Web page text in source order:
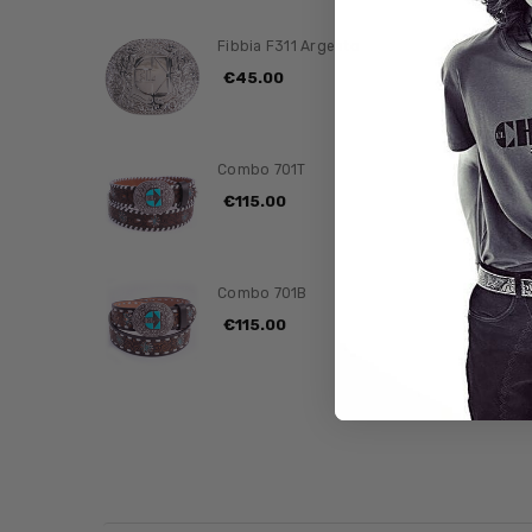
Fibbia F311 Argento
€45.00
Combo 701T
€115.00
Combo 701B
€115.00